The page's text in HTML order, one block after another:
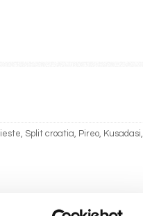
Split croatia, Pireo, Kusadasi,